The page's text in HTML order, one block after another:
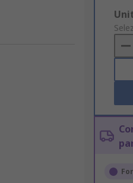
Add
to